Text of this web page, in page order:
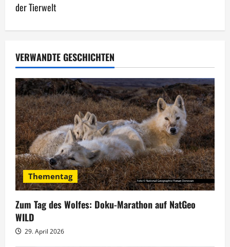
r
g
s
n
a
v
i
g
a
t
der Tierwelt
VERWANDTE GESCHICHTEN
Thementag
Zum Tag des Wolfes: Doku-Marathon auf NatGeo
WILD
29. April 2026